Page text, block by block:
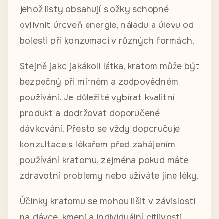
jehož listy obsahují složky schopné
ovlivnit úroveň energie, náladu a úlevu od
bolesti při konzumaci v různých formách.
Stejně jako jakákoli látka, kratom může být
bezpečný při mírném a zodpovědném
používání. Je důležité vybírat kvalitní
produkt a dodržovat doporučené
dávkování. Přesto se vždy doporučuje
konzultace s lékařem před zahájením
používání kratomu, zejména pokud máte
zdravotní problémy nebo užíváte jiné léky.
Účinky kratomu se mohou lišit v závislosti